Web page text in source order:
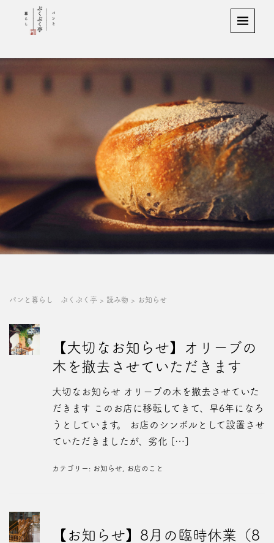
パンと暮らし ぷくぷく亭 > 読み物 > お知らせ
【大切なお知らせ】オリーブの
木を撤去させていただきます
大切なお知らせ オリーブの木を撤去させていた
だきます このお店に移転してきて、早6年になろ
うとしています。 お店のシンボルとして設置させ
ていただきましたが、劣化 […]
カテゴリー: お知らせ お店のこと
【お知らせ】8月の臨時休業（8